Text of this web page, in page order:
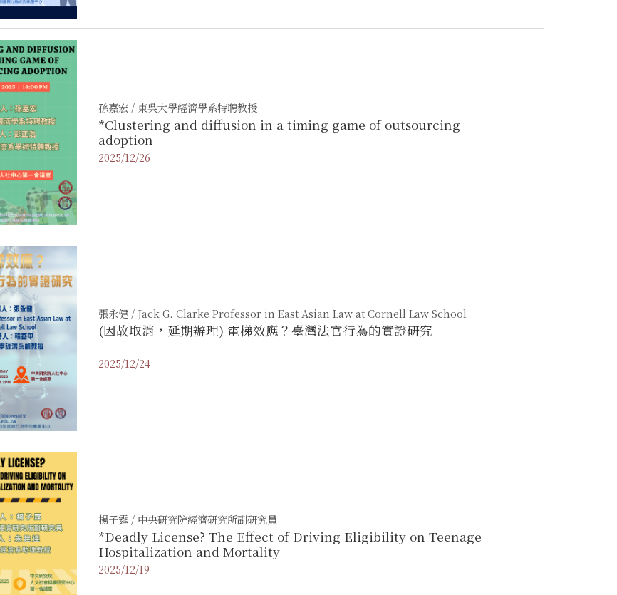
孫嘉宏 / 東吳大學經濟學系特聘教授
*Clustering and diffusion in a timing game of outsourcing
adoption
2025/12/26
張永健 / Jack G. Clarke Professor in East Asian Law at Cornell Law School
(因故取消，延期辦理) 電梯效應？臺灣法官行為的實證研究
2025/12/24
楊子霆 / 中央研究院經濟研究所副研究員
*Deadly License? The Effect of Driving Eligibility on Teenage
Hospitalization and Mortality
2025/12/19